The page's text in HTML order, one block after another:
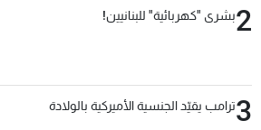
2بشرى "كهربائية" للبنانيين!
3ترامب يقيّد الجنسية الأميركية بالولادة